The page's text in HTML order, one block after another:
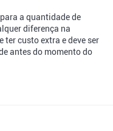
a quantidade de
diferença na
ter custo extra e deve ser
antes do momento do